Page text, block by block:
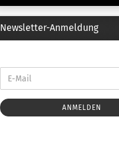
Heckklappenfahrradträger
Anhängekupplungsträger
E-Bike Fahrradträger
Newsletter-Anmeldung
ANMELDEN